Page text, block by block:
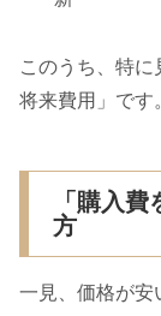
このうち、特
将来費用」です
「購入
方
一見、価格が安